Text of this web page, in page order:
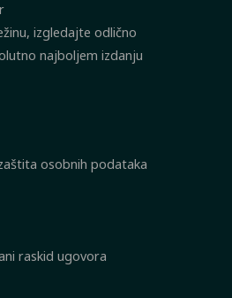
izgledajte odlično
najboljem izdanju
osobnih podataka
raskid ugovora